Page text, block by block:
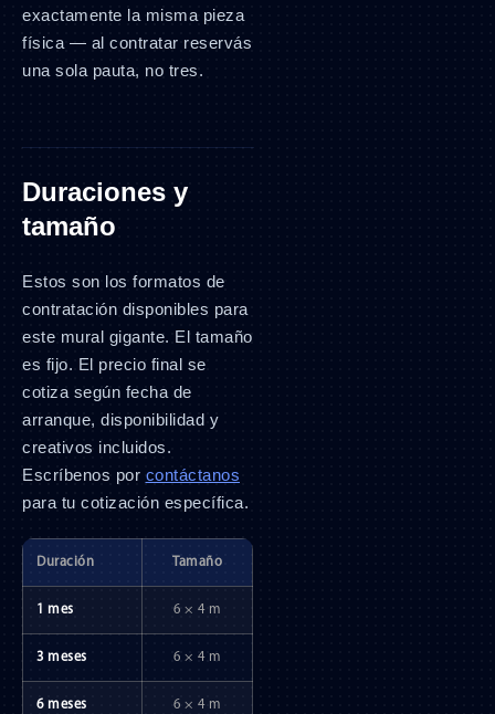
exactamente la misma pieza
física — al contratar reservás
una sola pauta, no tres.
Duraciones y
tamaño
Estos son los formatos de
contratación disponibles para
este mural gigante. El tamaño
es fijo. El precio final se
cotiza según fecha de
arranque, disponibilidad y
creativos incluidos.
Escríbenos por contáctanos
para tu cotización específica.
Duración Tamaño
1 mes 6 × 4 m
3 meses 6 × 4 m
6 meses 6 × 4 m